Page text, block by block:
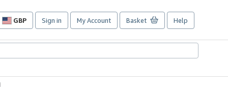
GBP
Site
preferences
Sign in My Account Basket Help